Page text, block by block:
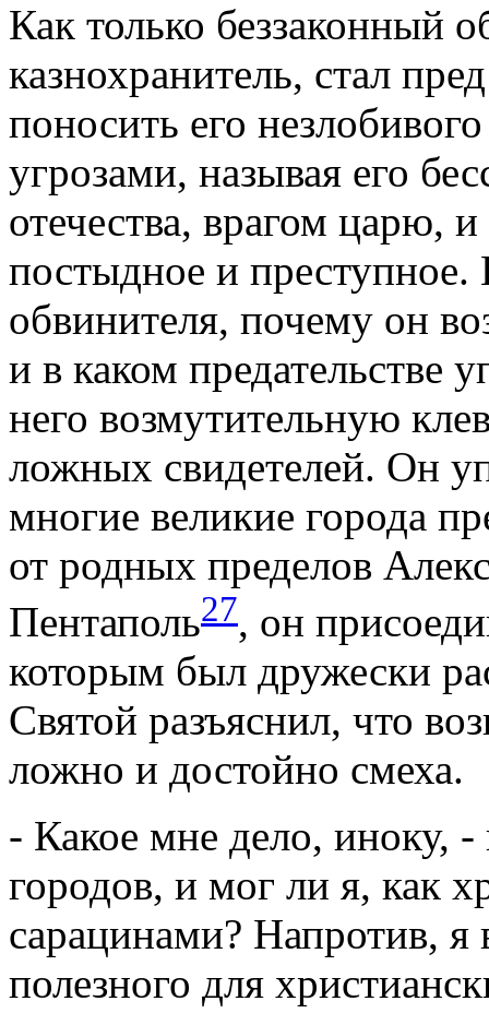
Как только беззаконный
казнохранитель, стал
поносить его
угрозами, называя его
отечества, врагом царю,
постыдное и преступное.
обвинителя, почему он
и в каком предательстве
него возмутительную
ложных свидетелей. Он
многие великие города
от родных пределов
Пентаполь27, он
которым был дружески
Святой разъяснил, что
ложно и достойно смеха.
- Какое мне дело, иноку, -
городов, и мог ли я, как
сарацинами? Напротив, я
полезного для